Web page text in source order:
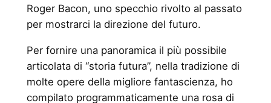
Roger Bacon, uno specchio rivolto al passato
per mostrarci la direzione del futuro.
Per fornire una panoramica il più possibile
articolata di “storia futura”, nella tradizione di
molte opere della migliore fantascienza, ho
compilato programmaticamente una rosa di